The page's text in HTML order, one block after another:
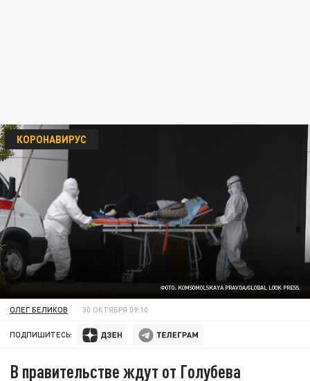
ФОТО: KOMSOMOLSKAYA PRAVDA/GLOBAL LOOK PRESS.
КОРОНАВИРУС
ОЛЕГ БЕЛИКОВ 30 ОКТЯБРЯ 09:10
ПОДПИШИТЕСЬ:
В правительстве ждут от Голубева